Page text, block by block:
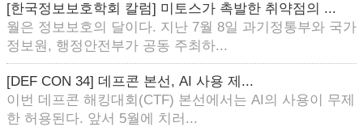
[한국정보보호학회 칼럼] 미토스가 촉발한 취약점의 ...
월은 정보보호의 달이다. 지난 7월 8일 과기정통부와 국가
정보원, 행정안전부가 공동 주최하...
[DEF CON 34] 데프콘 본선, AI 사용 제...
이번 데프콘 해킹대회(CTF) 본선에서는 AI의 사용이 무제
한 허용된다. 앞서 5월에 치러...